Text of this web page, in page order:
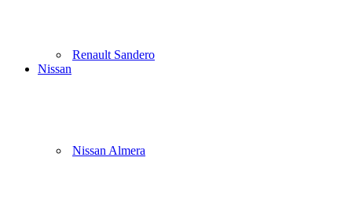
Renault Sandero
Nissan
Nissan Almera